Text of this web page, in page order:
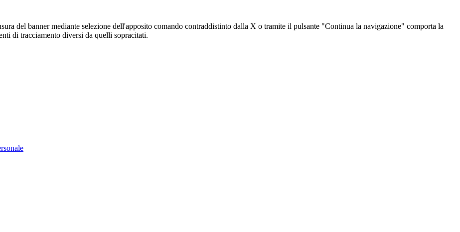
del banner mediante selezione dell'apposito comando contraddistinto dalla X o tramite il pulsante "Continua la navigazione" comporta la
di tracciamento diversi da quelli sopracitati.